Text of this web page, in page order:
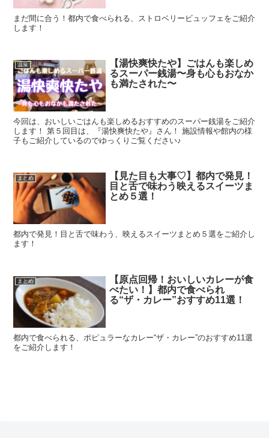
まだ間に合う！都内で食べられる、ストロベリービュッフェをご紹介
します！
温泉
【湯快爽快たや】ごはんも楽しめ
るスーパー銭湯〜身も心もおなか
も満たされた〜
今回は、おいしいごはんも楽しめるおすすめのスーパー銭湯をご紹介
します！ 第５回目は、『湯快爽快たや』さん！ 施設情報や館内の様
子もご紹介しているのでゆっくりご覧ください♪
まとめ
【見た目も大事♡】都内で発見！
目と舌で味わう映えるスイーツま
とめ５選！
都内で発見！目と舌で味わう、映えるスイーツまとめ５選をご紹介し
ます！
まとめ
【原点回帰！おいしいカレーが食
べたい！】都内で食べられ
る“ザ・カレー”おすすめ11選！
都内で食べられる、ポピュラーなカレー“ザ・カレー”のおすすめ11選
をご紹介します！